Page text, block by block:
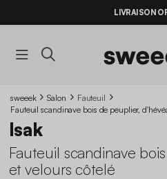
LIVRAISON
sweeek Salon
Fauteuil
Fauteuil scandinave bois de peuplier,
Isak
Fauteuil scandinave
et velours côtelé